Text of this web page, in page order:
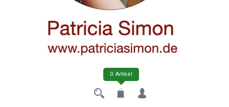
0 Artikel